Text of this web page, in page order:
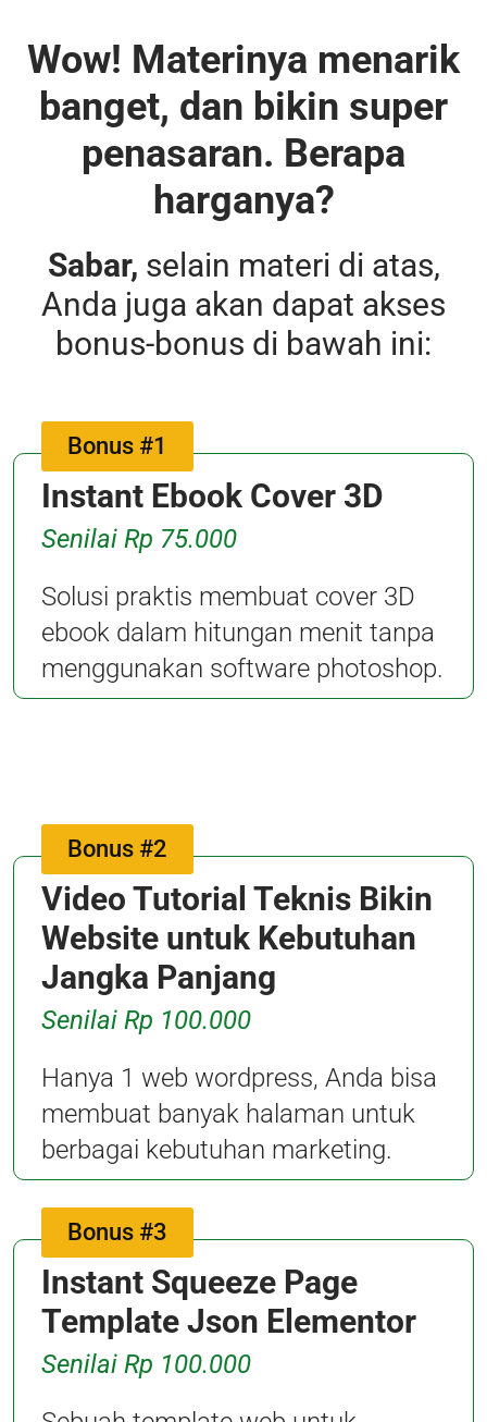
Wow! Materinya menarik
banget, dan bikin super
penasaran. Berapa
harganya?
Sabar, selain materi di atas,
Anda juga akan dapat akses
bonus-bonus di bawah ini:
Bonus #1
Instant Ebook Cover 3D
Senilai Rp 75.000
Solusi praktis membuat cover 3D
ebook dalam hitungan menit tanpa
menggunakan software photoshop.
Bonus #2
Video Tutorial Teknis Bikin
Website untuk Kebutuhan
Jangka Panjang
Senilai Rp 100.000
Hanya 1 web wordpress, Anda bisa
membuat banyak halaman untuk
berbagai kebutuhan marketing.
Bonus #3
Instant Squeeze Page
Template Json Elementor
Senilai Rp 100.000